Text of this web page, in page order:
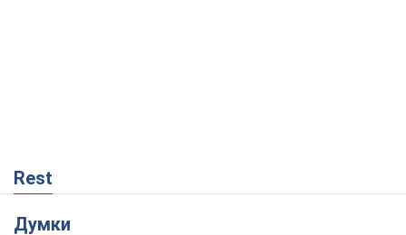
Rest
Думки